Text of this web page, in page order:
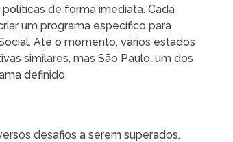
de forma imediata. Cada
um programa específico para
Até o momento, vários estados
similares, mas São Paulo, um dos
definido.
desafios a serem superados.